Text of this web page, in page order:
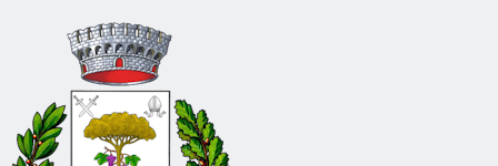
Skip to Content